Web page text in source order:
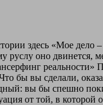
здесь «Мое дело –
руслу оно двинется,
реальности»
бы вы сделали,
вы бы спешно
от той, в которой